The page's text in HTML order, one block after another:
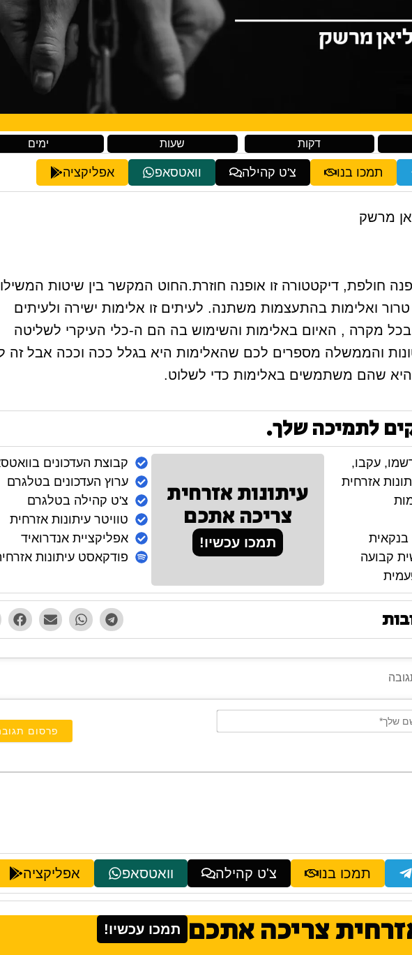
ימים שעות דקות
תמכו בנו צ'ט קהילה וואטסאפ אפליקציה
מרשק
חולפת, דיקטטורה זו אופנה חוזרת.החוט המקשר בין שיטות
ואלימות בהתעצמות משתנה. לעיתים זו אלימות ישירה ולעיתים
מקרה , האיום באלימות והשימוש בה הם ה-כלי העיקרי לשליטה
והממשלה מספרים לכם שהאלימות היא בגלל ככה וככה אבל זה
שהם משתמשים באלימות כדי לשלוט.
לתמיכה שלך.
עקבו,
אזרחית
בנקאית
קבועה
עיתונות אזרחית
צריכה אתכם
תמכו עכשיו!
קבוצת העדכונים
ערוץ העדכונים בטלגרם
צ'ט קהילה בטלגרם
טוויטר עיתונות אזרחית
אפליקציית אנדרואיד
פודקאסט עיתונות
השם
תמכו בנו צ'ט קהילה וואטסאפ אפליקציה
צריכה אתכם תמכו עכשיו!